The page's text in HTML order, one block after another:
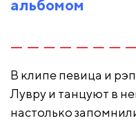
альбомом
В клипе певица и
Лувру и танцуют в
настолько